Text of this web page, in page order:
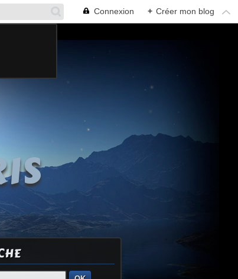
Connexion + Créer mon blog